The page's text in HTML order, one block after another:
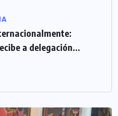
a delegación...